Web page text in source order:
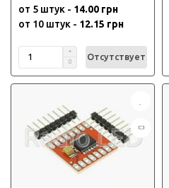
от 5 штук - 14.00 грн
от 10 штук - 12.15 грн
Отсутствует